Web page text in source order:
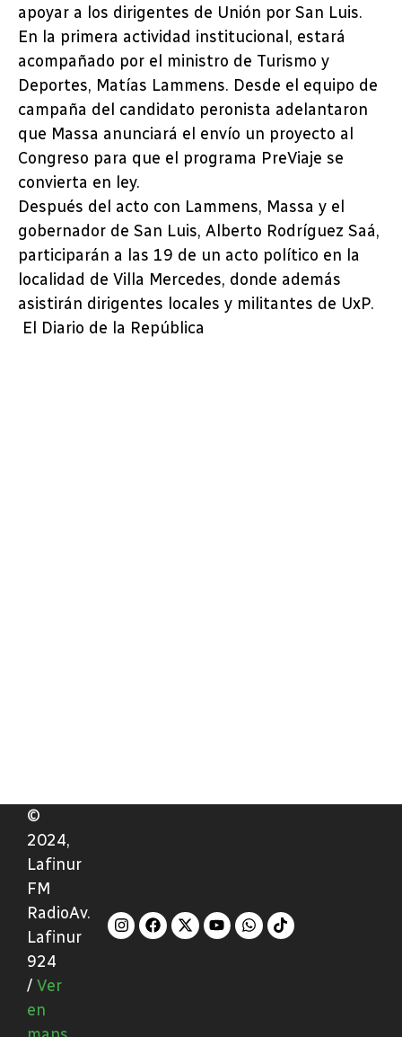
apoyar a los dirigentes de Unión por San Luis.
En la primera actividad institucional, estará
acompañado por el ministro de Turismo y
Deportes, Matías Lammens. Desde el equipo de
campaña del candidato peronista adelantaron
que Massa anunciará el envío un proyecto al
Congreso para que el programa PreViaje se
convierta en ley.
Después del acto con Lammens, Massa y el
gobernador de San Luis, Alberto Rodríguez Saá,
participarán a las 19 de un acto político en la
localidad de Villa Mercedes, donde además
asistirán dirigentes locales y militantes de UxP.
El Diario de la República
©
2024,
Lafinur
FM
RadioAv.
Lafinur
924
/ Ver
en